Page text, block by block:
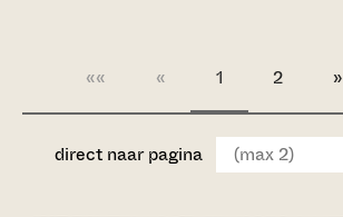
«« « 1 2 »
direct naar pagina